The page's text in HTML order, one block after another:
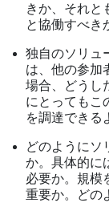
きか、それと
と協働すべき
独自のソリュ
は、他の参加
場合、どうし
にとってもこ
を調達できる
どのようにソ
か。具体的に
必要か。規模
重要か。どの